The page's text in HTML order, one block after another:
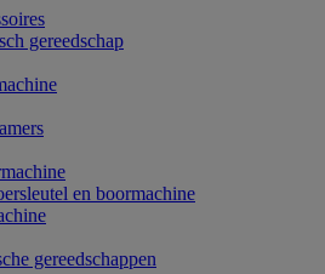
gereedschap
en boormachine
gereedschappen